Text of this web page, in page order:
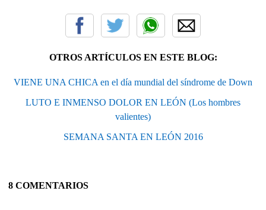
OTROS ARTÍCULOS EN ESTE BLOG:
VIENE UNA CHICA en el día mundial del síndrome de Down
LUTO E INMENSO DOLOR EN LEÓN (Los hombres
valientes)
SEMANA SANTA EN LEÓN 2016
8 COMENTARIOS